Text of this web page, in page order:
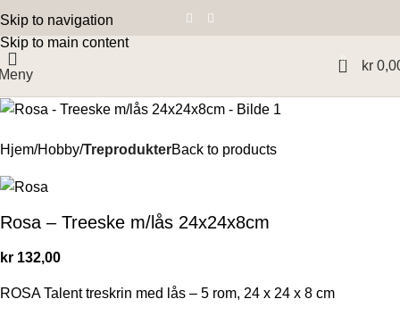
Skip to navigation
Skip to main content
0 kr
Hjem Hobby TreprodukterBack to products
Rosa – Treeske m/lås 24x24x8cm
kr 132,00
ROSA Talent treskrin med lås – 5 rom, 24 x 24 x 8 cm